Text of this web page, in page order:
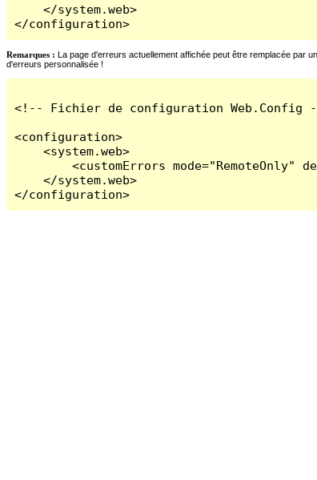
    </system.web>
</configuration>
Remarques : La page d'erreurs actuellement affichée peut être remplacée par
d'erreurs personnalisée !
<!-- Fichier de configuration Web.Config
<configuration>
    <system.web>
<customErrors mode="RemoteOnly"
    </system.web>
</configuration>